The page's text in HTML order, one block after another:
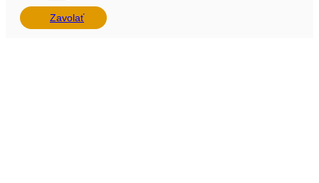
Zavolať